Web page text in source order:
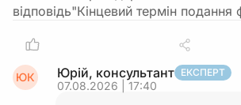
відповідь"Кінцевий термін
ЮК Юрій, консультант ЕКСПЕРТ
07.08.2026 | 17:40